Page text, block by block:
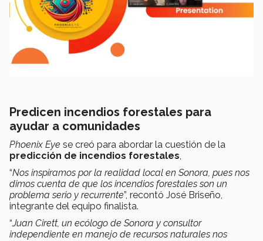
Predicen incendios forestales para
ayudar a comunidades
Phoenix Eye se creó para abordar la cuestión de la
predicción de incendios forestales,
“Nos inspiramos por la realidad local en Sonora, pues nos
dimos cuenta de que los incendios forestales son un
problema serio y recurrente”, recontó José Briseño,
integrante del equipo finalista.
“Juan Cirett, un ecólogo de Sonora y consultor
independiente en manejo de recursos naturales nos